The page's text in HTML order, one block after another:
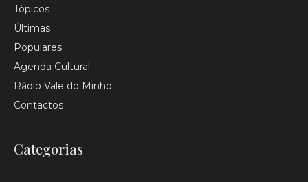
Tópicos
Últimas
Populares
Agenda Cultural
Rádio Vale do Minho
Contactos
Categorias